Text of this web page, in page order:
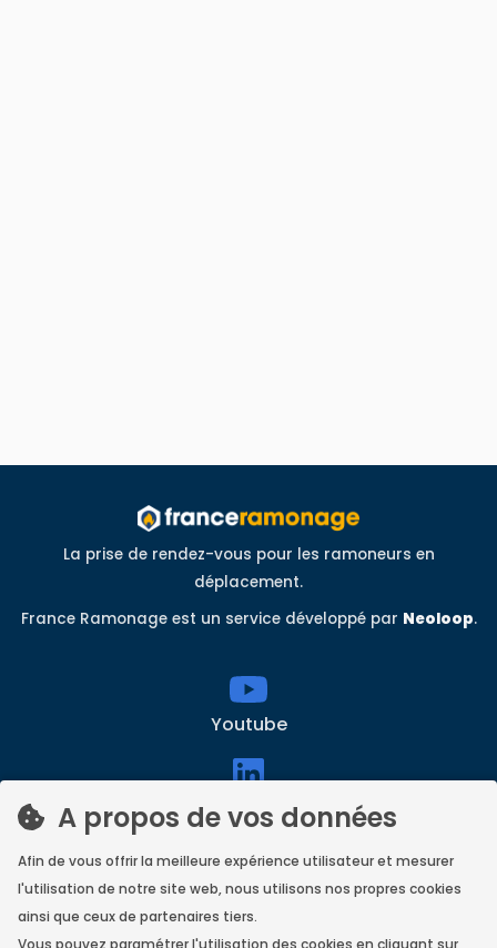
A propos de vos données
Afin de vous offrir la meilleure expérience utilisateur et mesurer
l'utilisation de notre site web, nous utilisons nos propres cookies
ainsi que ceux de partenaires tiers.
Vous pouvez paramétrer l'utilisation des cookies en cliquant sur
La prise de rendez-vous pour les ramoneurs en
déplacement.
France Ramonage est un service développé par Neoloop.
Youtube
linkedin
Facebook